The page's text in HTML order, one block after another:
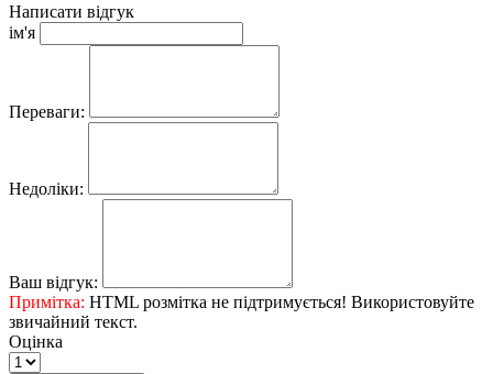
Написати відгук
ім'я
Переваги:
Недоліки:
Ваш відгук:
Примітка: HTML розмітка не підтримується! Використовуйте
звичайний текст.
Оцінка